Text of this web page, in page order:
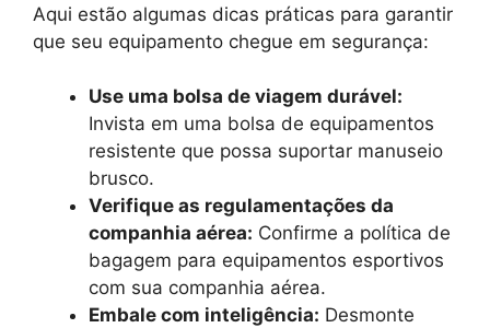
Aqui estão algumas dicas práticas para garantir
que seu equipamento chegue em segurança:
Use uma bolsa de viagem durável:
Invista em uma bolsa de equipamentos
resistente que possa suportar manuseio
brusco.
Verifique as regulamentações da
companhia aérea: Confirme a política de
bagagem para equipamentos esportivos
com sua companhia aérea.
Embale com inteligência: Desmonte